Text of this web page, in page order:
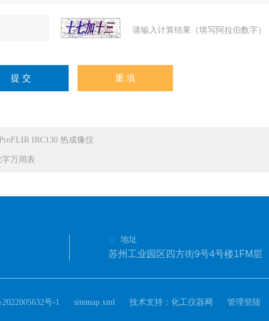
请输入计算结果（填写阿拉伯数字）
IRC130 热成像仪
万用表
地址
苏州工业园区四方街9号4号楼1FM层
号-1 sitemap.xml 技术支持： 化工仪器网 管理登陆